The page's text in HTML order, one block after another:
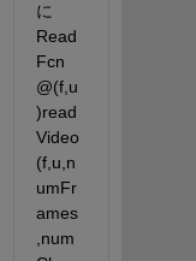
に
Read
Fcn
@(f,u
)read
Video
(f,u,n
umFr
ames
,num